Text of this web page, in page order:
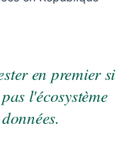
en premier si
l'écosystème